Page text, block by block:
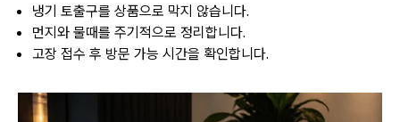
냉기 토출구를 상품으로 막지 않습니다.
먼지와 물때를 주기적으로 정리합니다.
고장 접수 후 방문 가능 시간을 확인합니다.